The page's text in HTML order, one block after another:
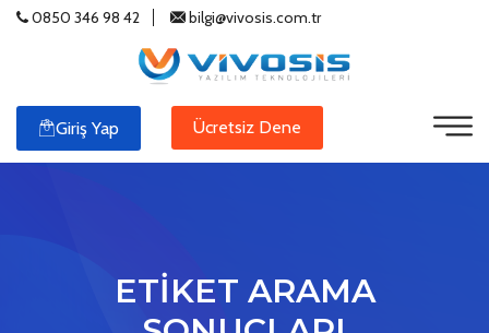
0850 346 98 42 bilgi@vivosis.com.tr
Giriş Yap Ücretsiz Dene
ETİKET ARAMA